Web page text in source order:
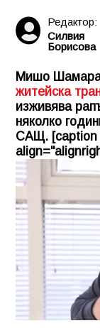
Редактор:
Силвия
Борисова
Мишо Шамара
житейска
изживява
няколко
САЩ. [caption